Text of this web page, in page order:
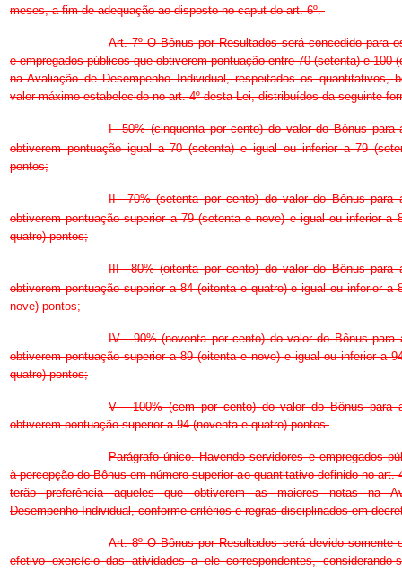
meses, a fim de adequação ao disposto no caput do art. 6º.
Art. 7º O Bônus por Resultados será concedido para
e empregados públicos que obtiverem pontuação entre 70 (setenta) e 100
na Avaliação de Desempenho Individual, respeitados os quantitativos,
valor máximo estabelecido no art. 4º desta Lei, distribuídos da seguinte
I  50% (cinquenta por cento) do valor do Bônus para
obtiverem pontuação igual a 70 (setenta) e igual ou inferior a 79
pontos;
II  70% (setenta por cento) do valor do Bônus para
obtiverem pontuação superior a 79 (setenta e nove) e igual ou inferior a
quatro) pontos;
III  80% (oitenta por cento) do valor do Bônus para
obtiverem pontuação superior a 84 (oitenta e quatro) e igual ou inferior a
nove) pontos;
IV - 90% (noventa por cento) do valor do Bônus para
obtiverem pontuação superior a 89 (oitenta e nove) e igual ou inferior a
quatro) pontos;
V - 100% (cem por cento) do valor do Bônus para
obtiverem pontuação superior a 94 (noventa e quatro) pontos.
Parágrafo único. Havendo servidores e empregados
à percepção do Bônus em número superior ao quantitativo definido no art.
terão preferência aqueles que obtiverem as maiores notas na
Desempenho Individual, conforme critérios e regras disciplinados em
Art. 8º O Bônus por Resultados será devido somente
efetivo exercício das atividades a ele correspondentes, considerando-